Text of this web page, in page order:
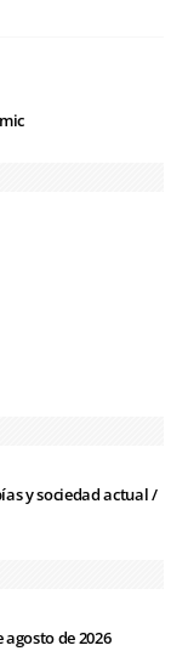
y sociedad actual /
de 2026